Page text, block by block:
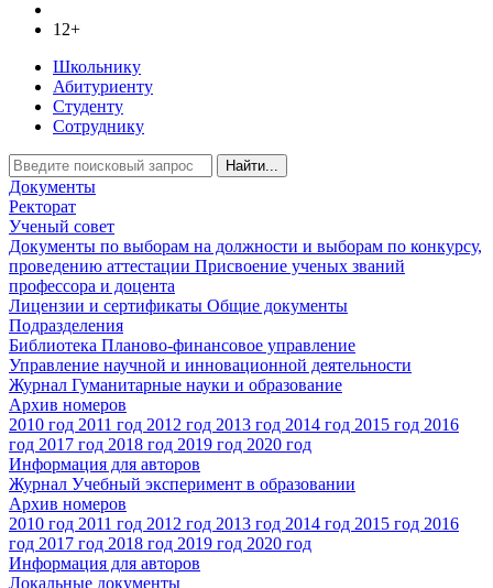
12+
Школьнику
Абитуриенту
Студенту
Сотруднику
Найти...
Документы
Ректорат
Ученый совет
Документы по выборам на должности и выборам по конкурсу,
проведению аттестации Присвоение ученых званий
профессора и доцента
Лицензии и сертификаты Общие документы
Подразделения
Библиотека Планово-финансовое управление
Управление научной и инновационной деятельности
Журнал Гуманитарные науки и образование
Архив номеров
2010 год 2011 год 2012 год 2013 год 2014 год 2015 год 2016
год 2017 год 2018 год 2019 год 2020 год
Информация для авторов
Журнал Учебный эксперимент в образовании
Архив номеров
2010 год 2011 год 2012 год 2013 год 2014 год 2015 год 2016
год 2017 год 2018 год 2019 год 2020 год
Информация для авторов
Локальные документы